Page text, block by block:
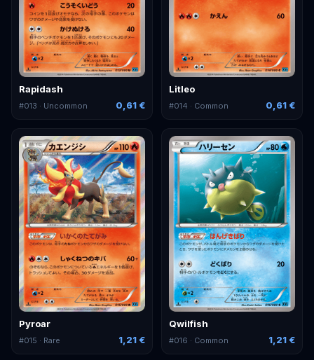
Rapidash
#013 · Uncommon 0,61 €
Litleo
#014 · Common 0,61 €
Pyroar
#015 · Rare 1,21 €
Qwilfish
#016 · Common 1,21 €